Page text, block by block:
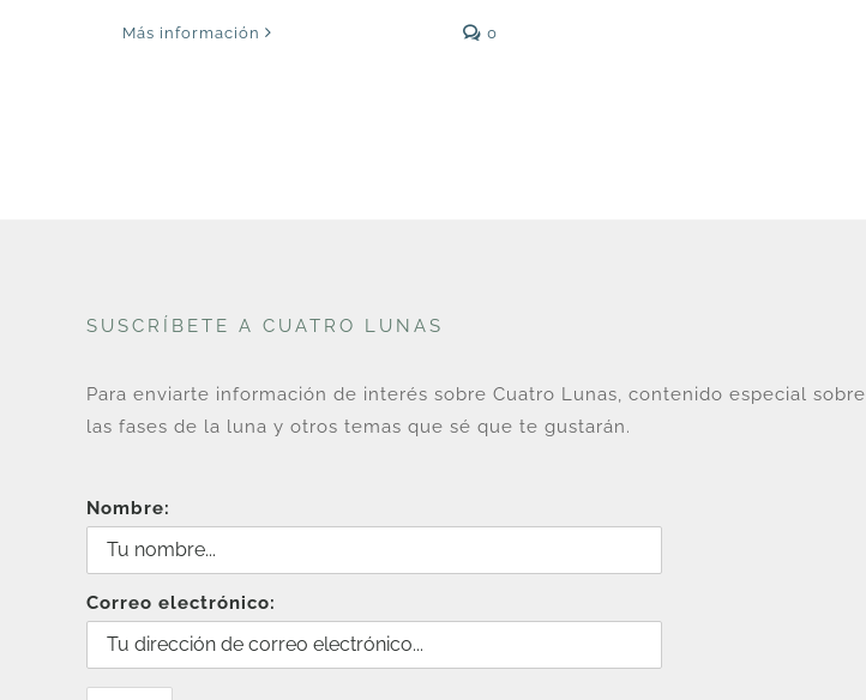
Más información 0
SUSCRÍBETE A CUATRO LUNAS
Para enviarte información de interés sobre Cuatro Lunas, contenido especial sobre
las fases de la luna y otros temas que sé que te gustarán.
Nombre:
Correo electrónico: